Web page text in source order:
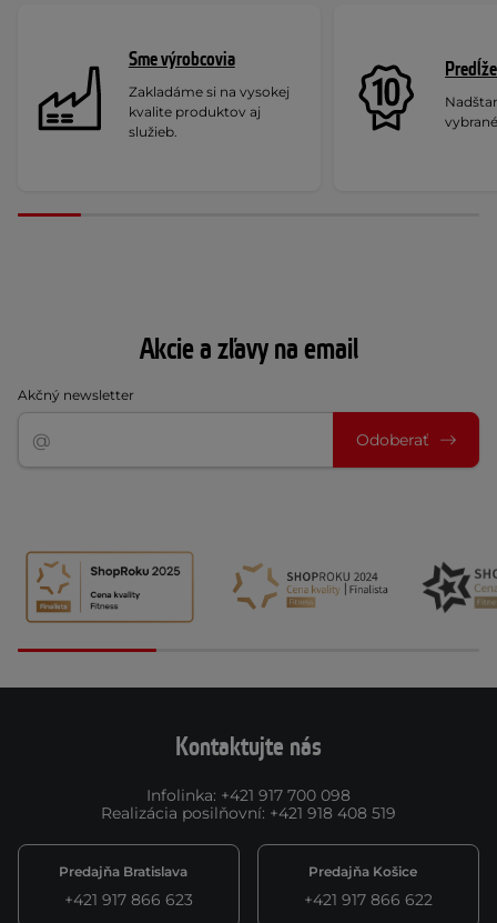
Sme výrobcovia
Zakladáme si na vysokej
kvalite produktov aj
služieb.
Akcie a zľavy na email
Akčný newsletter
Odoberať
Kontaktujte nás
Infolinka: +421 917 700 098
Realizácia posilňovní: +421 918 408 519
Predajňa Bratislava
+421 917 866 623
Predajňa Košice
+421 917 866 622